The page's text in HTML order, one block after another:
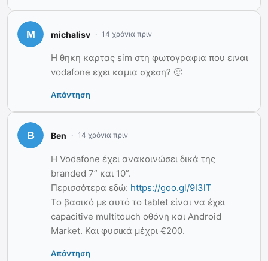
michalisv 14 χρόνια πριν
Η θηκη καρτας sim στη φωτογραφια που ειναι
vodafone εχει καμια σχεση? 🙂
Απάντηση
Ben 14 χρόνια πριν
H Vodafone έχει ανακοινώσει δικά της
branded 7” και 10”.
Περισσότερα εδώ: https://goo.gl/9I3lT
Το βασικό με αυτό το tablet είναι να έχει
capacitive multitouch οθόνη και Android
Market. Και φυσικά μέχρι €200.
Απάντηση